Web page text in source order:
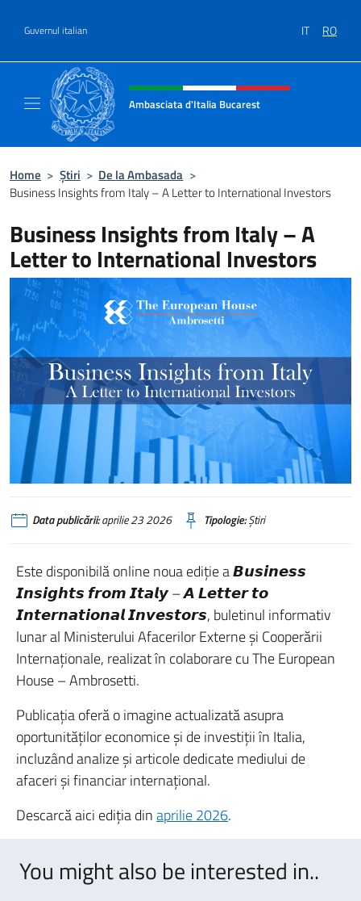
Guvernul italian IT RO
Header, social and menu of site
Ambasciata d'Italia Bucarest
Home > Știri > De la Ambasada >
Business Insights from Italy – A Letter to International Investors
Business Insights from Italy – A
Letter to International Investors
Data publicării:aprilie 23 2026 Tipologie:Știri
Este disponibilă online noua ediție a 𝘽𝙪𝙨𝙞𝙣𝙚𝙨𝙨
𝙄𝙣𝙨𝙞𝙜𝙝𝙩𝙨 𝙛𝙧𝙤𝙢 𝙄𝙩𝙖𝙡𝙮 – 𝘼 𝙇𝙚𝙩𝙩𝙚𝙧 𝙩𝙤
𝙄𝙣𝙩𝙚𝙧𝙣𝙖𝙩𝙞𝙤𝙣𝙖𝙡 𝙄𝙣𝙫𝙚𝙨𝙩𝙤𝙧𝙨, buletinul informativ
lunar al Ministerului Afacerilor Externe și Cooperării
Internaționale, realizat în colaborare cu The European
House – Ambrosetti.
Publicația oferă o imagine actualizată asupra
oportunităților economice și de investiții în Italia,
incluzând analize și articole dedicate mediului de
afaceri și financiar internațional.
Descarcă aici ediția dinaprilie 2026.
You might also be interested in..